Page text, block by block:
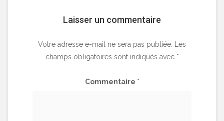
Laisser un commentaire
Votre adresse e-mail ne sera pas publiée. Les
champs obligatoires sont indiqués avec *
Commentaire *